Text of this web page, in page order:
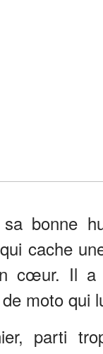
sa bonne
cache
cœur. Il a
moto qui
parti